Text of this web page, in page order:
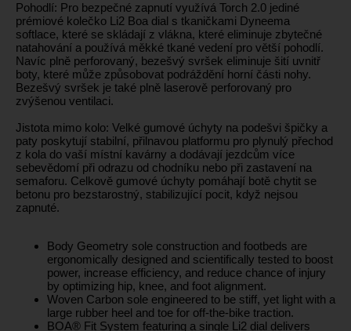
Pohodlí: Pro bezpečné zapnutí využívá Torch 2.0 jediné
prémiové kolečko Li2 Boa dial s tkaničkami Dyneema
softlace, které se skládají z vlákna, které eliminuje zbytečné
natahování a používá měkké tkané vedení pro větší pohodlí.
Navíc plně perforovaný, bezešvý svršek eliminuje šití uvnitř
boty, které může způsobovat podráždění horní části nohy.
Bezešvý svršek je také plně laserově perforovaný pro
zvýšenou ventilaci.
Jistota mimo kolo: Velké gumové úchyty na podešvi špičky a
paty poskytují stabilní, přilnavou platformu pro plynulý přechod
z kola do vaší místní kavárny a dodávají jezdcům více
sebevědomí při odrazu od chodníku nebo při zastavení na
semaforu. Celkově gumové úchyty pomáhají botě chytit se
betonu pro bezstarostný, stabilizující pocit, když nejsou
zapnuté.
Body Geometry sole construction and footbeds are
ergonomically designed and scientifically tested to boost
power, increase efficiency, and reduce chance of injury
by optimizing hip, knee, and foot alignment.
Woven Carbon sole engineered to be stiff, yet light with a
large rubber heel and toe for off-the-bike traction.
BOA® Fit System featuring a single Li2 dial delivers